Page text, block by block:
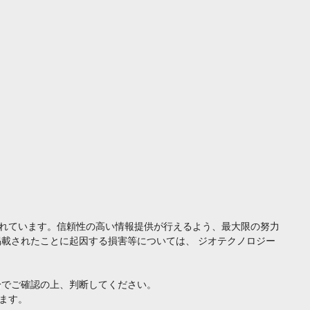
います。信頼性の高い情報提供が行えるよう、最大限の努力
されたことに起因する損害等については、 ジオテクノロジー
ご確認の上、判断してください。
す。